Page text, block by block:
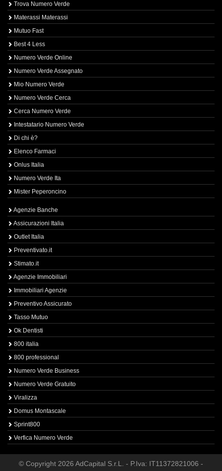
Trova Numero Verde
Materassi Materassi
Mutuo Fast
Best 4 Less
Numero Verde Online
Numero Verde Assegnato
Mio Numero Verde
Numero Verde Cerca
Cerca Numero Verde
Intestatario Numero Verde
Di chi è?
Elenco Farmaci
Onlus Italia
Numero Verde Ita
Mister Peperoncino
Agenzie Banche
Assicurazioni Italia
Outlet Italia
Preventivato.it
Stimato.it
Agenzie Immobiliari
Immobiliari Agenzie
Preventivo Assicurato
Tasso Mutuo
Ok Dentisti
800 italia
800 professional
Numero Verde Business
Numero Verde Gratuito
Viralizza
Domus Montascale
Sprint800
Verfica Numero Verde
© Copyright 2026 AdCapital S.r.L. - P.Iva: IT11372821006 -